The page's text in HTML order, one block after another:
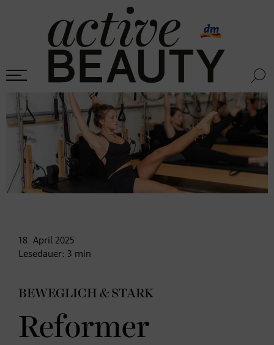
18. April 2025
Lesedauer: 3 min
BEWEGLICH & STARK
Reformer